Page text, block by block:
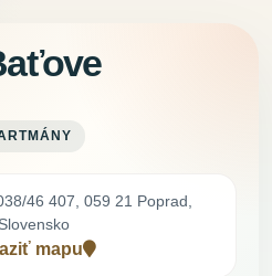
46 407, 059 21 Poprad,
Slovensko
mapu